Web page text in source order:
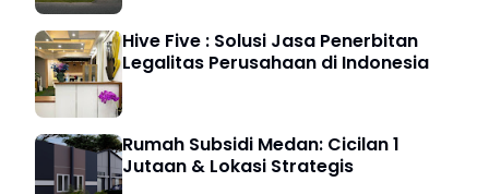
Hive Five : Solusi Jasa Penerbitan
Legalitas Perusahaan di Indonesia
Rumah Subsidi Medan: Cicilan 1
Jutaan & Lokasi Strategis